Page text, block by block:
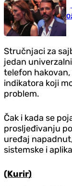
Stručnjaci za
jedan
telefon
indikatora koji
problem.
Čak i kada se
prosljeđivanju
uređaj
sistemske i
(Kurir)